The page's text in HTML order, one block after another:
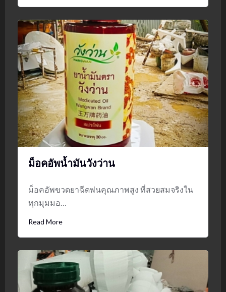
ม็อคอัพน้ำมันวังว่าน
ม็อคอัพขวดยาฉีดพ่นคุณภาพสูง ที่สวยสมจริงใน
ทุกมุมมอ…
Read More